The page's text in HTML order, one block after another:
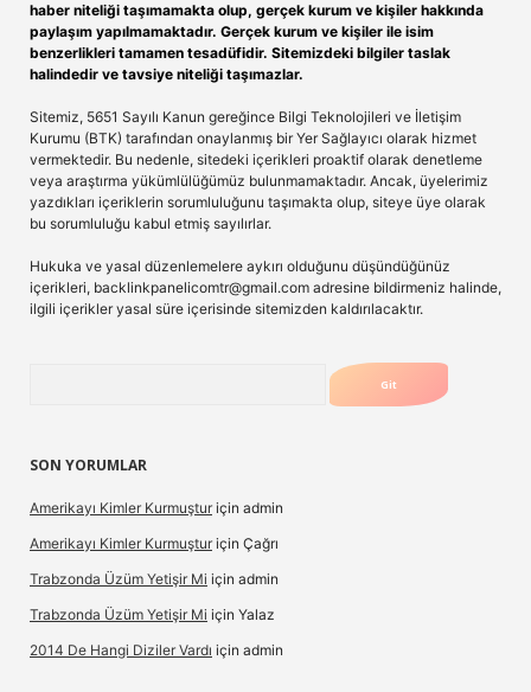
haber niteliği taşımamakta olup, gerçek kurum ve kişiler hakkında
paylaşım yapılmamaktadır. Gerçek kurum ve kişiler ile isim
benzerlikleri tamamen tesadüfidir. Sitemizdeki bilgiler taslak
halindedir ve tavsiye niteliği taşımazlar.
Sitemiz, 5651 Sayılı Kanun gereğince Bilgi Teknolojileri ve İletişim
Kurumu (BTK) tarafından onaylanmış bir Yer Sağlayıcı olarak hizmet
vermektedir. Bu nedenle, sitedeki içerikleri proaktif olarak denetleme
veya araştırma yükümlülüğümüz bulunmamaktadır. Ancak, üyelerimiz
yazdıkları içeriklerin sorumluluğunu taşımakta olup, siteye üye olarak
bu sorumluluğu kabul etmiş sayılırlar.
Hukuka ve yasal düzenlemelere aykırı olduğunu düşündüğünüz
içerikleri, backlinkpanelicomtr@gmail.com adresine bildirmeniz halinde,
ilgili içerikler yasal süre içerisinde sitemizden kaldırılacaktır.
SON YORUMLAR
Amerikayı Kimler Kurmuştur için admin
Amerikayı Kimler Kurmuştur için Çağrı
Trabzonda Üzüm Yetişir Mi için admin
Trabzonda Üzüm Yetişir Mi için Yalaz
2014 De Hangi Diziler Vardı için admin